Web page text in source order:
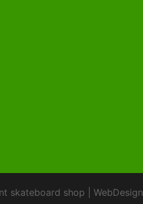
skateboard shop
WebDesign